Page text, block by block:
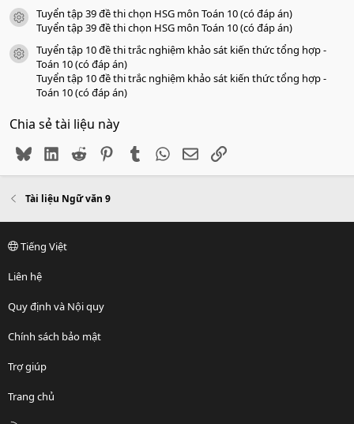
icon tài liệu
Tuyển tập 39 đề thi chọn HSG môn Toán 10 (có đáp án)
Tuyển tập 39 đề thi chọn HSG môn Toán 10 (có đáp án)
icon tài liệu
Tuyển tập 10 đề thi trắc nghiệm khảo sát kiến thức tổng hợp -
Toán 10 (có đáp án)
Tuyển tập 10 đề thi trắc nghiệm khảo sát kiến thức tổng hợp -
Toán 10 (có đáp án)
Chia sẻ tài liệu này
BlueskyLinkedIn
Reddit PinterestTumblr WhatsApp
EmailLink
Tài liệu Ngữ văn 9
Tiếng Việt
Liên hệ
Quy định và Nội quy
Chính sách bảo mật
Trợ giúp
Trang chủ